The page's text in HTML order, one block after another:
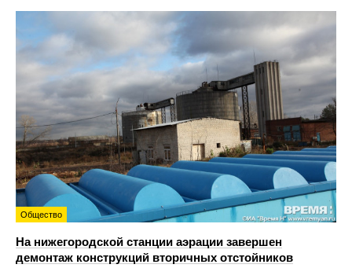
Общество
На нижегородской станции аэрации завершен
демонтаж конструкций вторичных отстойников